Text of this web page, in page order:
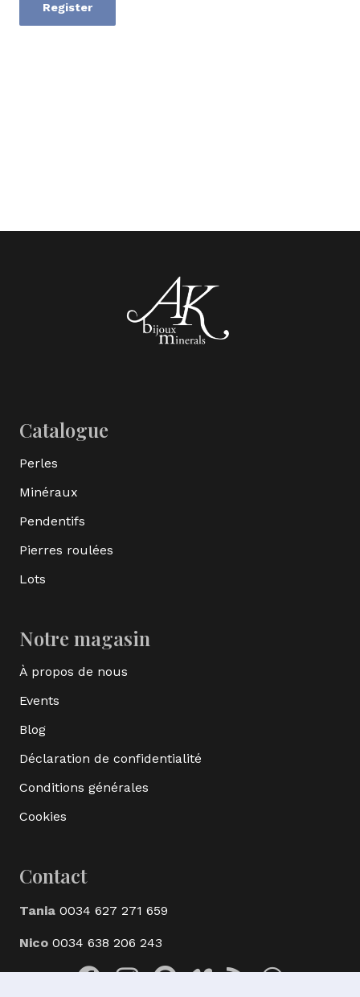
Register
Catalogue
Perles
Minéraux
Pendentifs
Pierres roulées
Lots
Notre magasin
À propos de nous
Events
Blog
Déclaration de confidentialité
Conditions générales
Cookies
Contact
Tania 0034 627 271 659
Nico 0034 638 206 243